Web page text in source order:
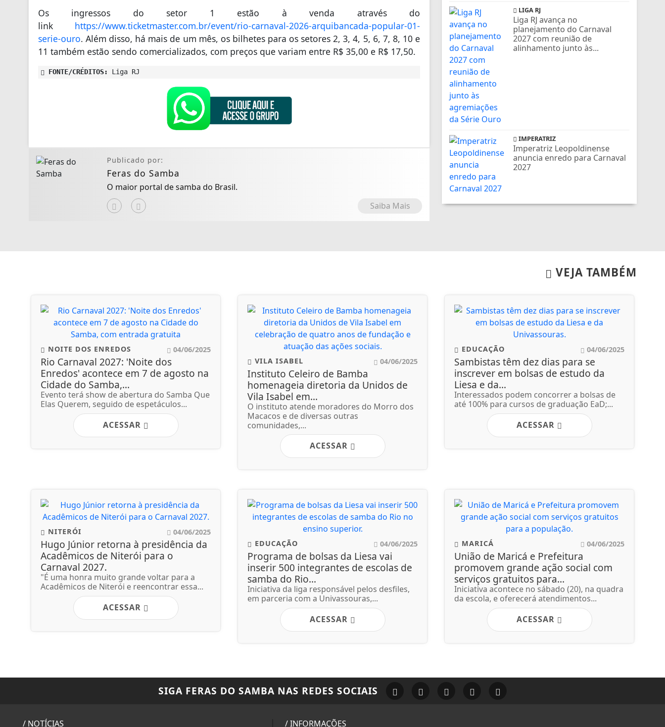
Os ingressos do setor 1 estão à venda através do
link https://www.ticketmaster.com.br/event/rio-carnaval-2026-arquibancada-popular-01-
serie-ouro. Além disso, há mais de um mês, os bilhetes para os setores 2, 3, 4, 5, 6, 7, 8, 10 e
11 também estão sendo comercializados, com preços que variam entre R$ 35,00 e R$ 17,50.
FONTE/CRÉDITOS: Liga RJ
Publicado por:
Feras do Samba
O maior portal de samba do Brasil.
Saiba Mais
LIGA RJ
Liga RJ avança no
planejamento do Carnaval
2027 com reunião de
alinhamento junto às...
IMPERATRIZ
Imperatriz Leopoldinense
anuncia enredo para Carnaval
2027
VEJA TAMBÉM
NOITE DOS ENREDOS 04/06/2025
Rio Carnaval 2027: 'Noite dos
Enredos' acontece em 7 de agosto na
Cidade do Samba,...
Evento terá show de abertura do Samba Que
Elas Querem, seguido de espetáculos...
ACESSAR
VILA ISABEL 04/06/2025
Instituto Celeiro de Bamba
homenageia diretoria da Unidos de
Vila Isabel em...
O instituto atende moradores do Morro dos
Macacos e de diversas outras
comunidades,...
ACESSAR
EDUCAÇÃO 04/06/2025
Sambistas têm dez dias para se
inscrever em bolsas de estudo da
Liesa e da...
Interessados podem concorrer a bolsas de
até 100% para cursos de graduação EaD;...
ACESSAR
NITERÓI 04/06/2025
Hugo Júnior retorna à presidência da
Acadêmicos de Niterói para o
Carnaval 2027.
"É uma honra muito grande voltar para a
Acadêmicos de Niterói e reencontrar essa...
ACESSAR
EDUCAÇÃO 04/06/2025
Programa de bolsas da Liesa vai
inserir 500 integrantes de escolas de
samba do Rio...
Iniciativa da liga responsável pelos desfiles,
em parceria com a Univassouras,...
ACESSAR
MARICÁ 04/06/2025
União de Maricá e Prefeitura
promovem grande ação social com
serviços gratuitos para...
Iniciativa acontece no sábado (20), na quadra
da escola, e oferecerá atendimentos...
ACESSAR
SIGA FERAS DO SAMBA NAS REDES SOCIAIS
/ NOTÍCIAS / INFORMAÇÕES